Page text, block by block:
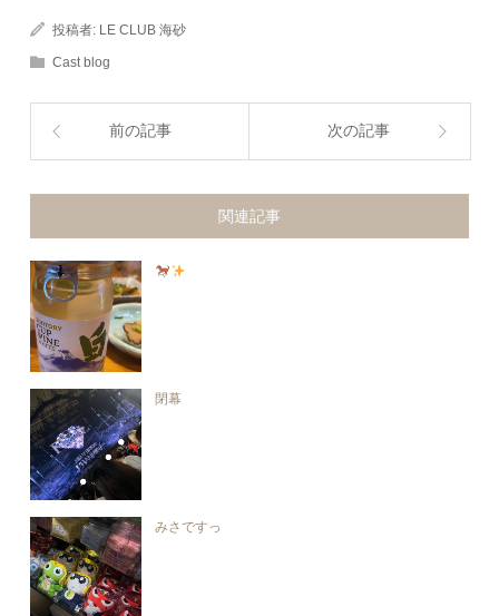
投稿者: LE CLUB 海砂
Cast blog
前の記事 次の記事
関連記事
閉幕
みさですっ